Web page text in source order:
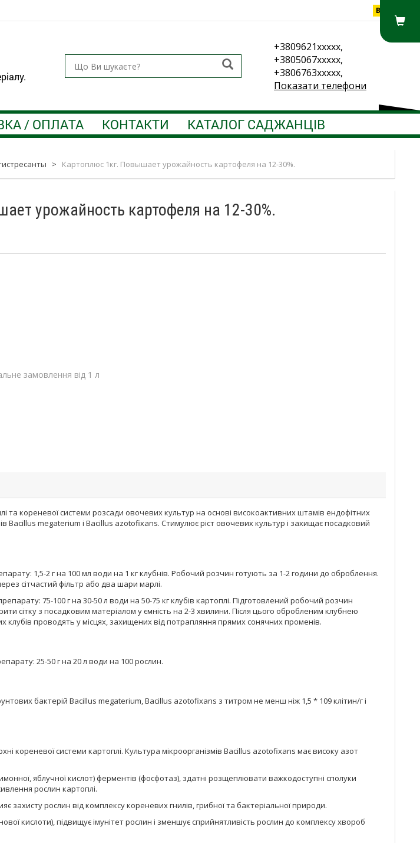
Вхід
+3809621xxxxx,
+3805067xxxxx,
+3806763xxxxx,
Показати телефони
/ ОПЛАТА КОНТАКТИ КАТАЛОГ САДЖАНЦІВ
> Картоплюс 1кг. Повышает урожайность картофеля на 12-30%.
урожайность картофеля на 12-30%.
замовлення від 1 л
кореневої системи розсади овочевих культур на основі високоактивних штамів ендофітних
megaterium і Bacillus azotofixans. Стимулює ріст овочевих культур і захищає посадковий
1,5-2 г на 100 мл води на 1 кг клубнів. Робочий розчин готують за 1-2 години до оброблення.
сітчастий фільтр або два шари марлі.
75-100 г на 30-50 л води на 50-75 кг клубів картоплі. Підготовлений робочий розчин
сітку з посадковим матеріалом у ємність на 2-3 хвилини. Після цього обробленим клубнею
проводять у місцях, захищених від потрапляння прямих сонячних променів.
25-50 г на 20 л води на 100 рослин.
бактерій Bacillus megaterium, Bacillus azotofixans з титром не менш ніж 1,5 * 109 клітин/г і
кореневої системи картоплі. Культура мікроорганізмів Bacillus azotofixans має високу азот
яблучної кислот) ферментів (фосфотаз), здатні розщеплювати важкодоступні сполуки
рослин картоплі.
рослин від комплексу кореневих гнилів, грибної та бактеріальної природи.
кислоти), підвищує імунітет рослин і зменшує сприйнятливість рослин до комплексу хвороб